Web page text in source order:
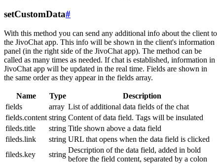
setCustomData#
With this method you can send any additional info about the client to
the JivoChat app. This info will be shown in the client's information
panel (in the right side of the JivoChat app). The method can be
called as many times as needed. If chat is established, information in
JivoChat app will be updated in the real time. Fields are shown in
the same order as they appear in the fields array.
Name Type
Description
fields
array List of additional data fields of the chat
fields.content string Content of data field. Tags will be insulated
fileds.title
string Title shown above a data field
fileds.link
string URL that opens when the data field is clicked
fileds.key
string
Description of the data field, added in bold
before the field content, separated by a colon